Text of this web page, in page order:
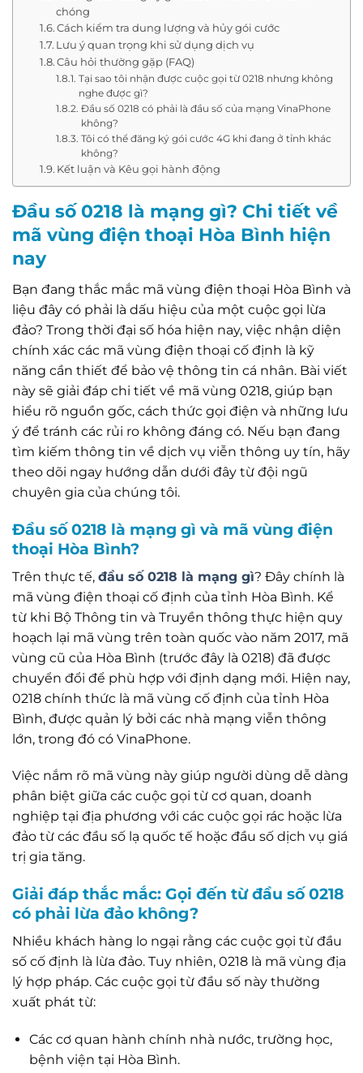
chóng
Cách kiểm tra dung lượng và hủy gói cước
Lưu ý quan trọng khi sử dụng dịch vụ
Câu hỏi thường gặp (FAQ)
Tại sao tôi nhận được cuộc gọi từ 0218 nhưng không
nghe được gì?
Đầu số 0218 có phải là đầu số của mạng VinaPhone
không?
Tôi có thể đăng ký gói cước 4G khi đang ở tỉnh khác
không?
Kết luận và Kêu gọi hành động
Đầu số 0218 là mạng gì? Chi tiết về
mã vùng điện thoại Hòa Bình hiện
nay
Bạn đang thắc mắc mã vùng điện thoại Hòa Bình và
liệu đây có phải là dấu hiệu của một cuộc gọi lừa
đảo? Trong thời đại số hóa hiện nay, việc nhận diện
chính xác các mã vùng điện thoại cố định là kỹ
năng cần thiết để bảo vệ thông tin cá nhân. Bài viết
này sẽ giải đáp chi tiết về mã vùng 0218, giúp bạn
hiểu rõ nguồn gốc, cách thức gọi điện và những lưu
ý để tránh các rủi ro không đáng có. Nếu bạn đang
tìm kiếm thông tin về dịch vụ viễn thông uy tín, hãy
theo dõi ngay hướng dẫn dưới đây từ đội ngũ
chuyên gia của chúng tôi.
Đầu số 0218 là mạng gì và mã vùng điện
thoại Hòa Bình?
Trên thực tế, đầu số 0218 là mạng gì? Đây chính là
mã vùng điện thoại cố định của tỉnh Hòa Bình. Kể
từ khi Bộ Thông tin và Truyền thông thực hiện quy
hoạch lại mã vùng trên toàn quốc vào năm 2017, mã
vùng cũ của Hòa Bình (trước đây là 0218) đã được
chuyển đổi để phù hợp với định dạng mới. Hiện nay,
0218 chính thức là mã vùng cố định của tỉnh Hòa
Bình, được quản lý bởi các nhà mạng viễn thông
lớn, trong đó có VinaPhone.
Việc nắm rõ mã vùng này giúp người dùng dễ dàng
phân biệt giữa các cuộc gọi từ cơ quan, doanh
nghiệp tại địa phương với các cuộc gọi rác hoặc lừa
đảo từ các đầu số lạ quốc tế hoặc đầu số dịch vụ giá
trị gia tăng.
Giải đáp thắc mắc: Gọi đến từ đầu số 0218
có phải lừa đảo không?
Nhiều khách hàng lo ngại rằng các cuộc gọi từ đầu
số cố định là lừa đảo. Tuy nhiên, 0218 là mã vùng địa
lý hợp pháp. Các cuộc gọi từ đầu số này thường
xuất phát từ:
Các cơ quan hành chính nhà nước, trường học,
bệnh viện tại Hòa Bình.